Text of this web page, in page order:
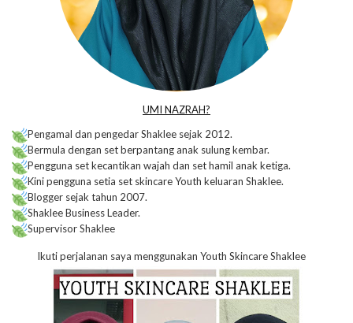
UMI NAZRAH?
Pengamal dan pengedar Shaklee sejak 2012.
Bermula dengan set berpantang anak sulung kembar.
Pengguna set kecantikan wajah dan set hamil anak ketiga.
Kini pengguna setia set skincare Youth keluaran Shaklee.
Blogger sejak tahun 2007.
Shaklee Business Leader.
Supervisor Shaklee
Ikuti perjalanan saya menggunakan Youth Skincare Shaklee